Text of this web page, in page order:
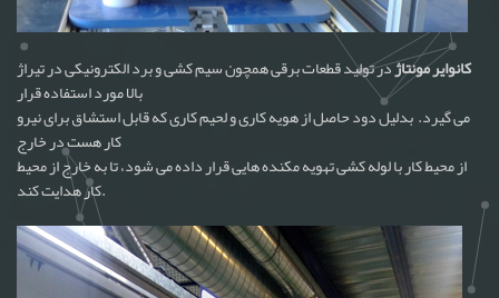
کانوایر مونتاژدر تولید قطعات برقی همچون سیم کشی و برد الکترونیکی در تیراژ
بالا مورد استفاده قرار
می گیرد. بدلیل دود حاصل از هویه کاری و لحیم کاری که قابل استشاق برای نیرو
کار هست در خارج
از محیط کار با لوله کشی تهویه مکنده هایی قرار داده می شود، تا به خارج از محیط
کار هدایت کند.